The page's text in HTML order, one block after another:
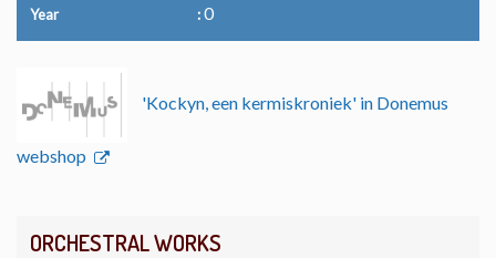
ORCHESTRAL WORKS
Year 0
'Kockyn, een kermiskroniek' in Donemus
webshop